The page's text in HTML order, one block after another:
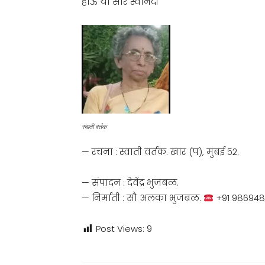
स्वाती वर्तक
— रचना : स्वाती वर्तक. खार (प), मुंबई ५२.
— संपादन : देवेंद्र भुजबळ.
— निर्माती : सौ अलका भुजबळ.
+91
Post Views: 9